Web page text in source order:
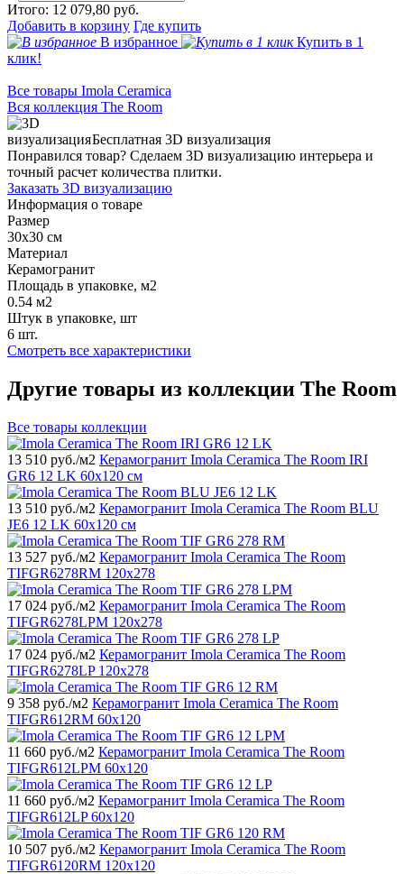
Итого: 12 079,80 руб.
Добавить в корзину Где купить
В избранное
Купить в 1
клик!
Все товары Imola Ceramica
Вся коллекция The Room
Бесплатная 3D визуализация
Понравился товар? Сделаем 3D визуализацию интерьера и
точный расчет количества плитки.
Заказать 3D визуализацию
Информация о товаре
Размер
30x30 см
Материал
Керамогранит
Площадь в упаковке, м2
0.54 м2
Штук в упаковке, шт
6 шт.
Смотреть все характеристики
Другие товары из коллекции The Room
Все товары коллекции
13 510 руб./м2 Керамогранит Imola Ceramica The Room IRI
GR6 12 LK 60x120 см
13 510 руб./м2 Керамогранит Imola Ceramica The Room BLU
JE6 12 LK 60x120 см
13 527 руб./м2 Керамогранит Imola Ceramica The Room
TIFGR6278RM 120x278
17 024 руб./м2 Керамогранит Imola Ceramica The Room
TIFGR6278LPM 120x278
17 024 руб./м2 Керамогранит Imola Ceramica The Room
TIFGR6278LP 120x278
9 358 руб./м2 Керамогранит Imola Ceramica The Room
TIFGR612RM 60x120
11 660 руб./м2 Керамогранит Imola Ceramica The Room
TIFGR612LPM 60x120
11 660 руб./м2 Керамогранит Imola Ceramica The Room
TIFGR612LP 60x120
10 507 руб./м2 Керамогранит Imola Ceramica The Room
TIFGR6120RM 120x120